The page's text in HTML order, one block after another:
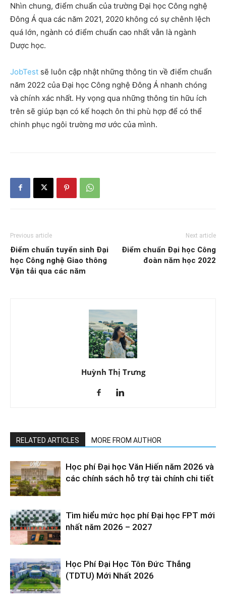
Nhìn chung, điểm chuẩn của trường Đại học Công nghệ
Đông Á qua các năm 2021, 2020 không có sự chênh lệch
quá lớn, ngành có điểm chuẩn cao nhất vẫn là ngành
Dược học.
JobTest sẽ luôn cập nhật những thông tin về điểm chuẩn
năm 2022 của Đại học Công nghệ Đông Á nhanh chóng
và chính xác nhất. Hy vọng qua những thông tin hữu ích
trên sẽ giúp bạn có kế hoạch ôn thi phù hợp để có thể
chinh phục ngôi trường mơ ước của mình.
Previous article
Điểm chuẩn tuyển sinh Đại
học Công nghệ Giao thông
Vận tải qua các năm
Next article
Điểm chuẩn Đại học Công
đoàn năm học 2022
Huỳnh Thị Trưng
RELATED ARTICLES MORE FROM AUTHOR
Học phí Đại học Văn Hiến năm 2026 và
các chính sách hỗ trợ tài chính chi tiết
Tìm hiểu mức học phí Đại học FPT mới
nhất năm 2026 – 2027
Học Phí Đại Học Tôn Đức Thắng
(TDTU) Mới Nhất 2026